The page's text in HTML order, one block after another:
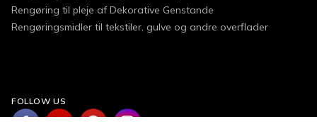
Rengøring til pleje af Dekorative Genstande
Rengøringsmidler til tekstiler, gulve og andre overflader
FOLLOW US